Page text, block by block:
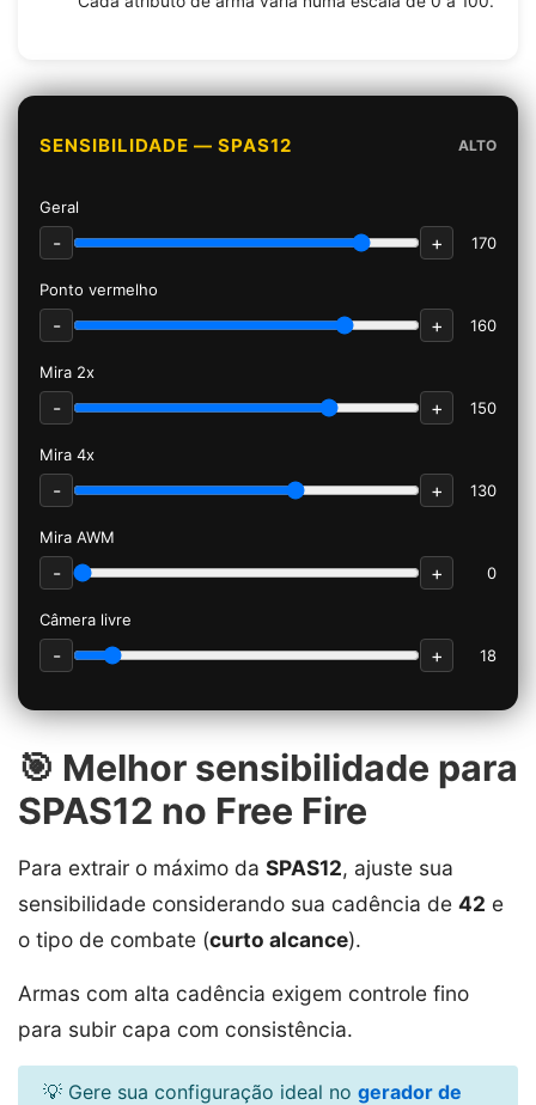
SENSIBILIDADE — SPAS12 ALTO
Geral
- + 170
Ponto vermelho
- + 160
Mira 2x
- + 150
Mira 4x
- + 130
Mira AWM
- + 0
Câmera livre
- + 18
🎯 Melhor sensibilidade para
SPAS12 no Free Fire
Para extrair o máximo da SPAS12, ajuste sua
sensibilidade considerando sua cadência de 42 e
o tipo de combate (curto alcance).
Armas com alta cadência exigem controle fino
para subir capa com consistência.
💡 Gere sua configuração ideal no gerador de